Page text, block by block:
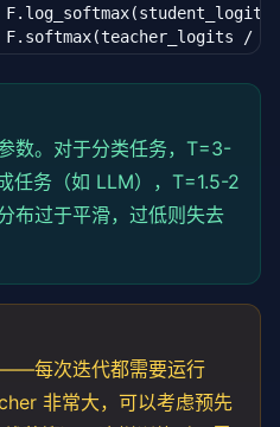
/
数。对于分类任务，T=3-
任务（如 LLM），T=1.5-2
布过于平滑，过低则失去
每次迭代都需要运行
非常大，可以考虑预先